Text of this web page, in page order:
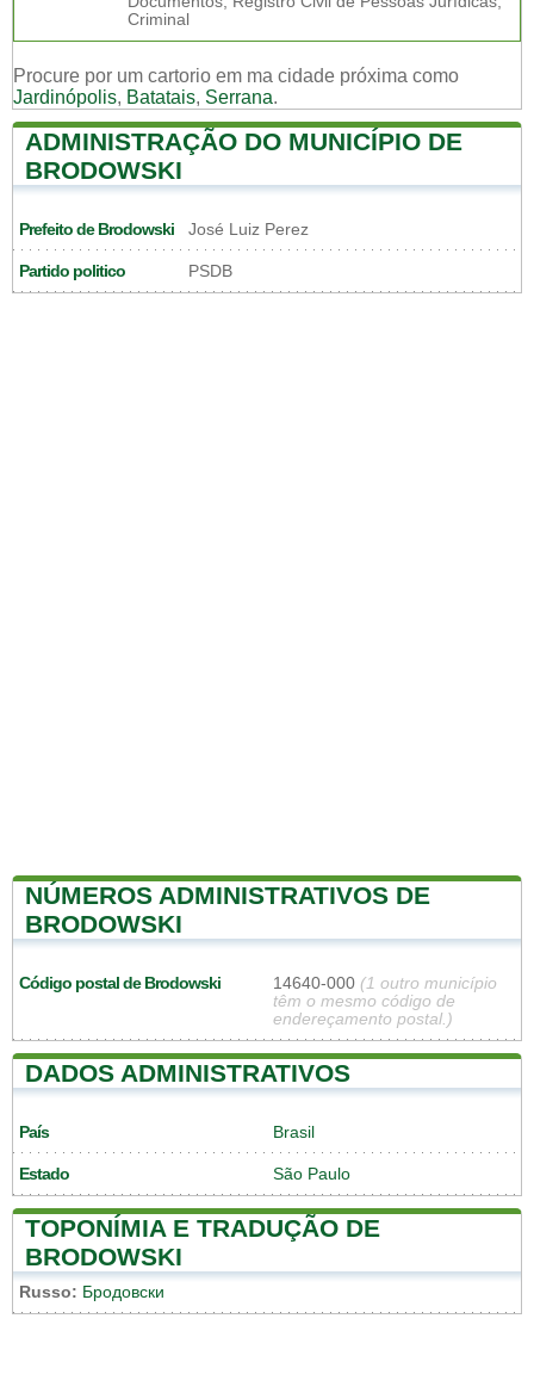
Criminal
Procure por um cartorio em ma cidade próxima como
Jardinópolis, Batatais, Serrana.
ADMINISTRAÇÃO DO MUNICÍPIO DE
BRODOWSKI
Prefeito de Brodowski José Luiz Perez
Partido politico PSDB
NÚMEROS ADMINISTRATIVOS DE
BRODOWSKI
Código postal de Brodowski 14640-000 (1 outro município
têm o mesmo código de
endereçamento postal.)
DADOS ADMINISTRATIVOS
País Brasil
Estado São Paulo
TOPONÍMIA E TRADUÇÃO DE
BRODOWSKI
Russo: Бродовски